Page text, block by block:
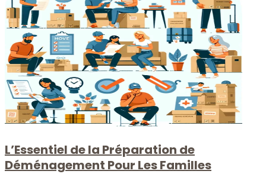
L’Essentiel de la Préparation de
Déménagement Pour Les Familles